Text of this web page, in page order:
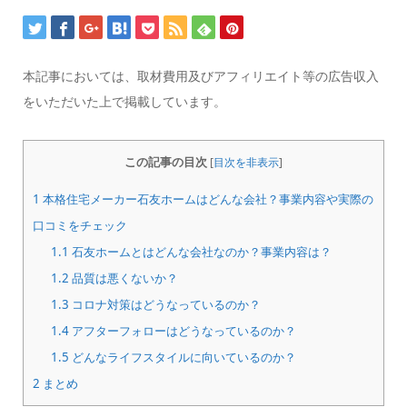
本記事においては、取材費用及びアフィリエイト等の広告収入
をいただいた上で掲載しています。
この記事の目次 [目次を非表示]
1 本格住宅メーカー石友ホームはどんな会社？事業内容や実際の
口コミをチェック
1.1 石友ホームとはどんな会社なのか？事業内容は？
1.2 品質は悪くないか？
1.3 コロナ対策はどうなっているのか？
1.4アフターフォローはどうなっているのか？
1.5 どんなライフスタイルに向いているのか？
2 まとめ